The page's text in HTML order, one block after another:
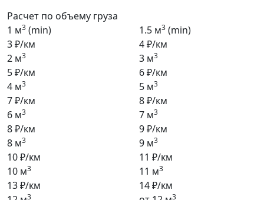
Расчет по объему груза
1 м3 (min)
3 ₽/км
1.5 м3 (min)
4 ₽/км
2 м3
5 ₽/км
3 м3
6 ₽/км
4 м3
7 ₽/км
5 м3
8 ₽/км
6 м3
8 ₽/км
7 м3
9 ₽/км
8 м3
10 ₽/км
9 м3
11 ₽/км
10 м3
13 ₽/км
11 м3
14 ₽/км
3 3